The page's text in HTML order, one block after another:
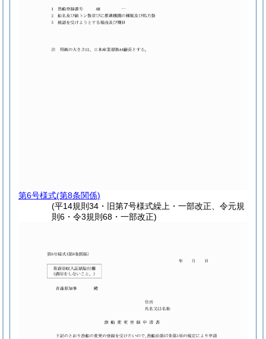
第6号様式(第8条関係)
(平14規則34・旧第7号様式繰上・一部改正、令元規
則6・令3規則68・一部改正)